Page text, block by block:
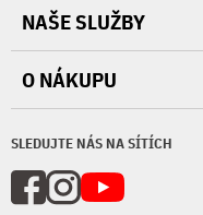
SLEDUJTE NÁS NA SÍTÍCH
NAŠE SLUŽBY
O NÁKUPU